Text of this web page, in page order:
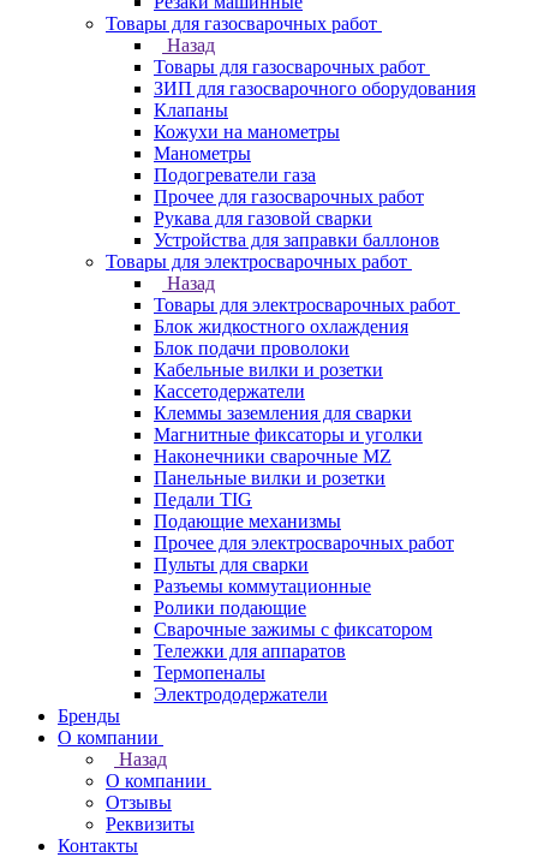
Товары для газосварочных работ
Назад
Товары для газосварочных работ
ЗИП для газосварочного оборудования
Клапаны
Кожухи на манометры
Манометры
Подогреватели газа
Прочее для газосварочных работ
Рукава для газовой сварки
Устройства для заправки баллонов
Товары для электросварочных работ
Назад
Товары для электросварочных работ
Блок жидкостного охлаждения
Блок подачи проволоки
Кабельные вилки и розетки
Кассетодержатели
Клеммы заземления для сварки
Магнитные фиксаторы и уголки
Наконечники сварочные MZ
Панельные вилки и розетки
Педали TIG
Подающие механизмы
Прочее для электросварочных работ
Пульты для сварки
Разъемы коммутационные
Ролики подающие
Сварочные зажимы с фиксатором
Тележки для аппаратов
Термопеналы
Электрододержатели
Бренды
О компании
Назад
О компании
Отзывы
Реквизиты
Контакты